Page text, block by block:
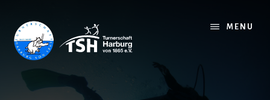
content
MENU